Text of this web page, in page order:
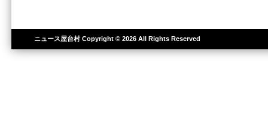
ニュース屋台村Copyright © 2026 All Rights Reserved